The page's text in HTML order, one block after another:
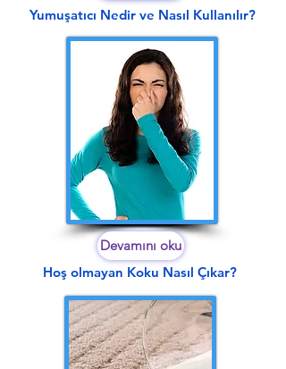
Yumuşatıcı Nedir ve Nasıl Kullanılır?
Devamını oku
Hoş olmayan Koku Nasıl Çıkar?